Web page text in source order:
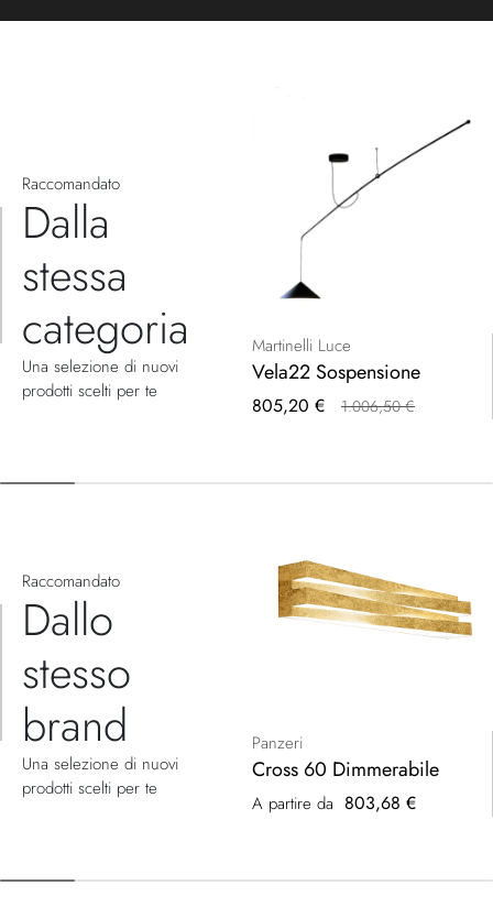
Raccomandato
Dalla
stessa
categoria
Una selezione di nuovi
prodotti scelti per te
Martinelli Luce
Vela22 Sospensione
Prezzo
805,20 € 1.006,50 €
Raccomandato
Dallo
stesso
brand
Una selezione di nuovi
prodotti scelti per te
Panzeri
Cross 60 Dimmerabile
A partire da 803,68 €